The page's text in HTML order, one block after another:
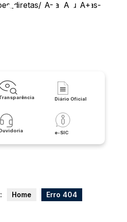
obras-publicas-
A- A A+
Diário Oficial
e-SIC
Home Erro 404